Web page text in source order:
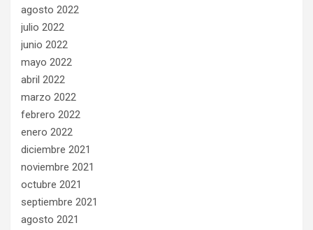
agosto 2022
julio 2022
junio 2022
mayo 2022
abril 2022
marzo 2022
febrero 2022
enero 2022
diciembre 2021
noviembre 2021
octubre 2021
septiembre 2021
agosto 2021